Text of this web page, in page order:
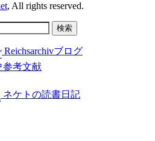
, All rights reserved.
Reichsarchivブログ
参考文献
ネケトの読書日記